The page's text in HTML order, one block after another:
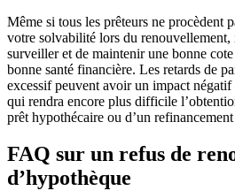
Même si tous les prêteurs ne procèdent
votre solvabilité lors du renouvellement,
surveiller et de maintenir une bonne
bonne santé financière. Les retards de
excessif peuvent avoir un impact
qui rendra encore plus difficile
prêt hypothécaire ou d’un refinancement
FAQ sur un refus de
d’hypothèque